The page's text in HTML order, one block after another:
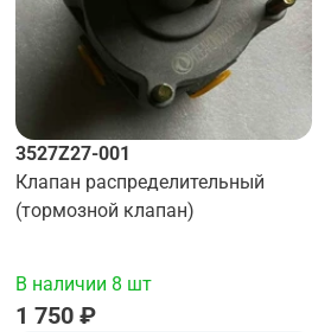
3527Z27-001
Клапан распределительный
(тормозной клапан)
В наличии 8 шт
1 750 ₽